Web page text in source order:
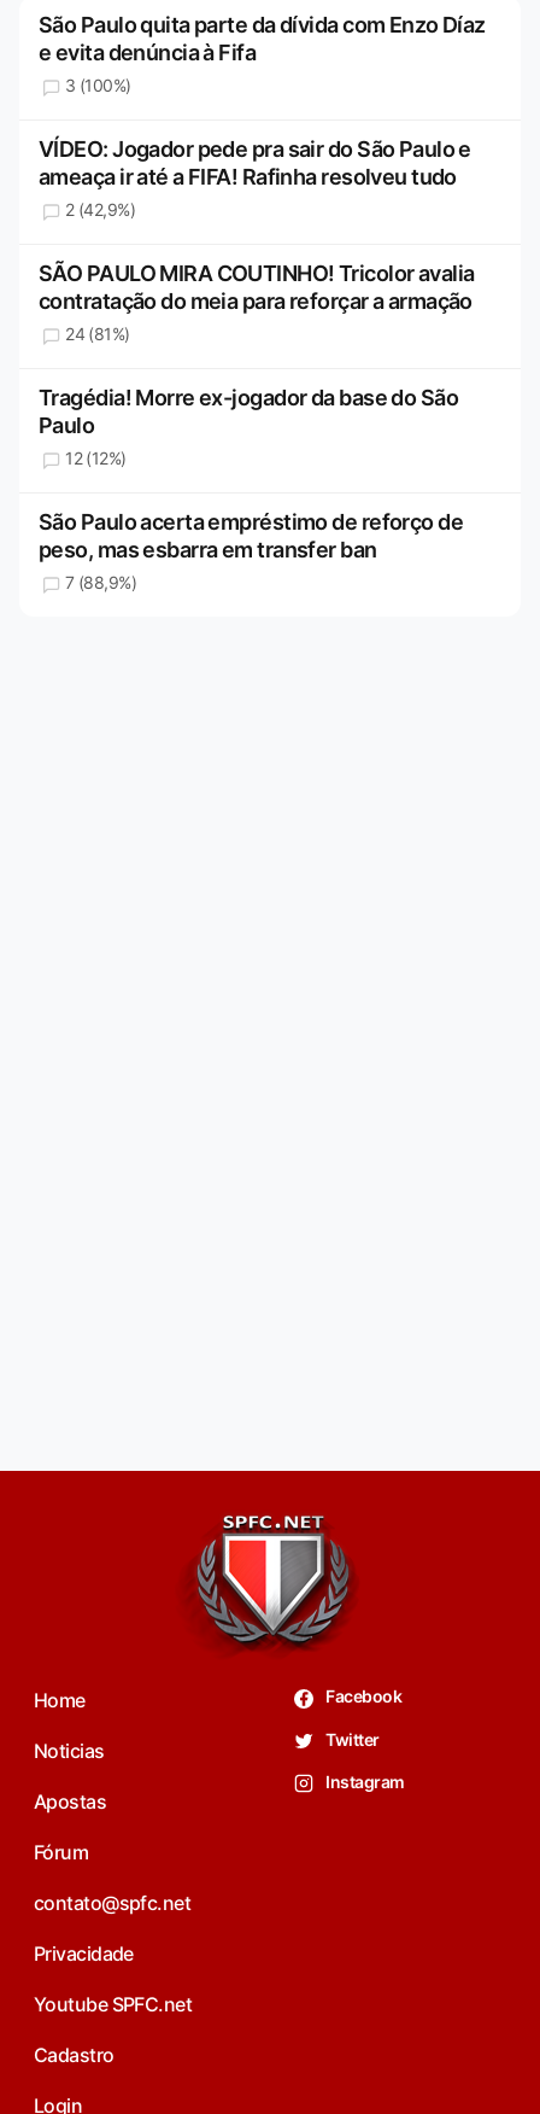
São Paulo quita parte da dívida com Enzo Díaz
e evita denúncia à Fifa
3 (100%)
VÍDEO: Jogador pede pra sair do São Paulo e
ameaça ir até a FIFA! Rafinha resolveu tudo
2 (42,9%)
SÃO PAULO MIRA COUTINHO! Tricolor avalia
contratação do meia para reforçar a armação
24 (81%)
Tragédia! Morre ex-jogador da base do São
Paulo
12 (12%)
São Paulo acerta empréstimo de reforço de
peso, mas esbarra em transfer ban
7 (88,9%)
Home
Noticias
Apostas
Fórum
contato@spfc.net
Privacidade
Youtube SPFC.net
Cadastro
Login
Facebook
Twitter
Instagram